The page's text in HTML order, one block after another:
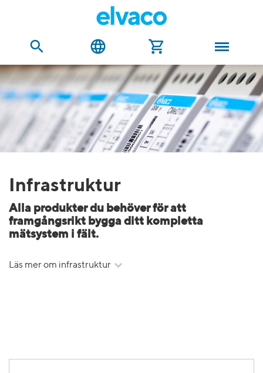
Infrastruktur
Alla produkter du behöver för att
framgångsrikt bygga ditt kompletta
mätsystem i fält.
Läs mer om infrastruktur